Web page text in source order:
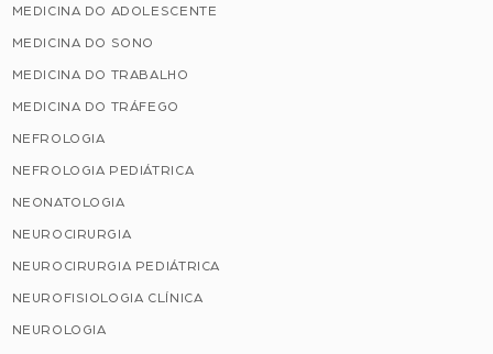
MEDICINA DO ADOLESCENTE
MEDICINA DO SONO
MEDICINA DO TRABALHO
MEDICINA DO TRÁFEGO
NEFROLOGIA
NEFROLOGIA PEDIÁTRICA
NEONATOLOGIA
NEUROCIRURGIA
NEUROCIRURGIA PEDIÁTRICA
NEUROFISIOLOGIA CLÍNICA
NEUROLOGIA